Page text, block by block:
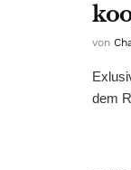
von
dem